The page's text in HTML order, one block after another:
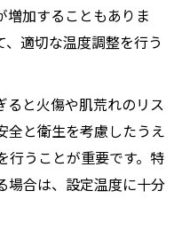
増加することもありま
適切な温度調整を行う
ると火傷や肌荒れのリス
全と衛生を考慮したうえ
行うことが重要です。特
場合は、設定温度に十分